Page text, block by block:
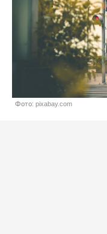
Фото: pixabay.com